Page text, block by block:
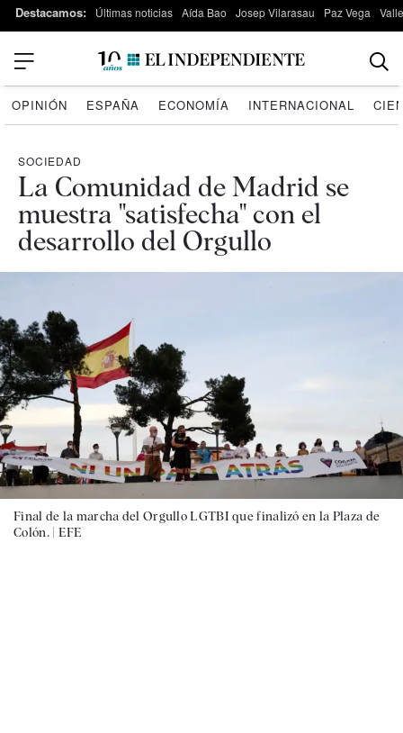
Destacamos: Últimas noticias Aída Bao Josep Vilarasau Paz Vega
OPINIÓN ESPAÑA ECONOMÍA INTERNACIONAL
SOCIEDAD
La Comunidad de Madrid se
muestra "satisfecha" con el
desarrollo del Orgullo
Final de la marcha del Orgullo LGTBI que finalizó en la Plaza de
Colón. | EFE